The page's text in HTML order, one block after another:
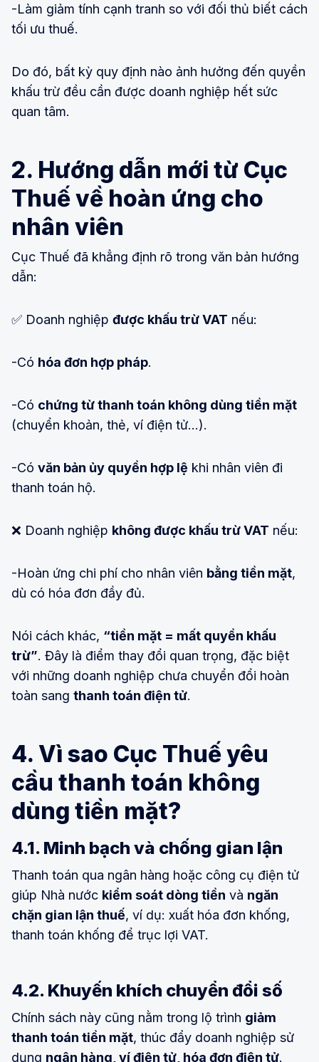
-Làm giảm tính cạnh tranh so với đối thủ biết cách
tối ưu thuế.
Do đó, bất kỳ quy định nào ảnh hưởng đến quyền
khấu trừ đều cần được doanh nghiệp hết sức
quan tâm.
2. Hướng dẫn mới từ Cục
Thuế về hoàn ứng cho
nhân viên
Cục Thuế đã khẳng định rõ trong văn bản hướng
dẫn:
✅ Doanh nghiệp được khấu trừ VAT nếu:
-Có hóa đơn hợp pháp.
-Có chứng từ thanh toán không dùng tiền mặt
(chuyển khoản, thẻ, ví điện tử…).
-Có văn bản ủy quyền hợp lệ khi nhân viên đi
thanh toán hộ.
❌ Doanh nghiệp không được khấu trừ VAT nếu:
-Hoàn ứng chi phí cho nhân viên bằng tiền mặt,
dù có hóa đơn đầy đủ.
Nói cách khác, “tiền mặt = mất quyền khấu
trừ”. Đây là điểm thay đổi quan trọng, đặc biệt
với những doanh nghiệp chưa chuyển đổi hoàn
toàn sang thanh toán điện tử.
4. Vì sao Cục Thuế yêu
cầu thanh toán không
dùng tiền mặt?
4.1. Minh bạch và chống gian lận
Thanh toán qua ngân hàng hoặc công cụ điện tử
giúp Nhà nước kiểm soát dòng tiền và ngăn
chặn gian lận thuế, ví dụ: xuất hóa đơn khống,
thanh toán khống để trục lợi VAT.
4.2. Khuyến khích chuyển đổi số
Chính sách này cũng nằm trong lộ trình giảm
thanh toán tiền mặt, thúc đẩy doanh nghiệp sử
dụng ngân hàng, ví điện tử, hóa đơn điện tử.